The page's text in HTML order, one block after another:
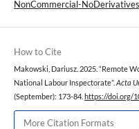
NonCommercial-
How to Cite
Makowski, Dariusz. 2025. “Remote
National Labour Inspectorate”. Acta
(September): 173-84. https://doi.org/
More Citation Formats